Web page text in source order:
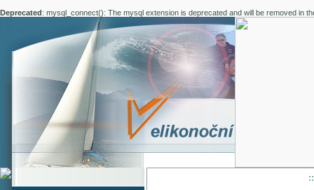
Deprecated: mysql_connect(): The mysql extension is deprecated and will be removed in